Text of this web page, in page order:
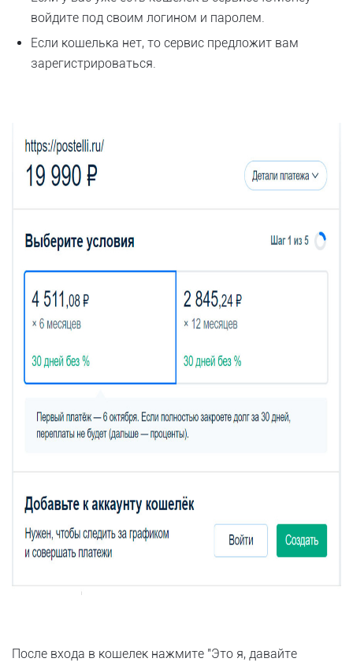
войдите под своим логином и паролем.
Если кошелька нет, то сервис предложит вам
зарегистрироваться.
После входа в кошелек нажмите "Это я, давайте